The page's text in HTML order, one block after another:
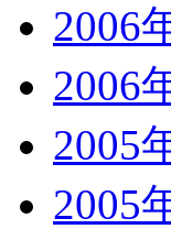
2006
2006
2005
2005